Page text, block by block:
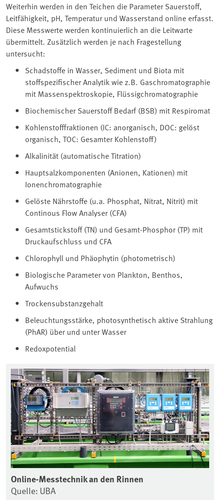
Weiterhin werden in den Teichen die Parameter Sauerstoff,
Leitfähigkeit, pH, Temperatur und Wasserstand online erfasst.
Diese Messwerte werden kontinuierlich an die Leitwarte
übermittelt. Zusätzlich werden je nach Fragestellung
untersucht:
Schadstoffe in Wasser, Sediment und Biota mit
stoffspezifischer Analytik wie z.B. Gaschromatographie
mit Massenspektroskopie, Flüssigchromatographie
Biochemischer Sauerstoff Bedarf (BSB) mit Respiromat
Kohlenstofffraktionen (IC: anorganisch, DOC: gelöst
organisch, TOC: Gesamter Kohlenstoff)
Alkalinität (automatische Titration)
Hauptsalzkomponenten (Anionen, Kationen) mit
Ionenchromatographie
Gelöste Nährstoffe (u.a. Phosphat, Nitrat, Nitrit) mit
Continous Flow Analyser (CFA)
Gesamtstickstoff (TN) und Gesamt-Phosphor (TP) mit
Druckaufschluss und CFA
Chlorophyll und Phäophytin (photometrisch)
Biologische Parameter von Plankton, Benthos,
Aufwuchs
Trockensubstanzgehalt
Beleuchtungsstärke, photosynthetisch aktive Strahlung
(PhAR) über und unter Wasser
Redoxpotential
Online-Messtechnik an den Rinnen
Quelle: UBA